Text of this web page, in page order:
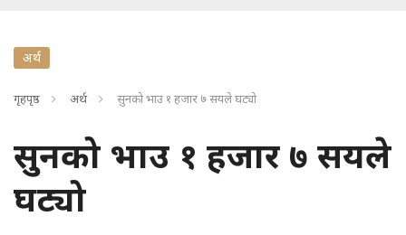
अर्थ
गृहपृष्ठ अर्थ सुनको भाउ १ हजार ७ सयले घट्यो
सुनको भाउ १ हजार ७ सयले
घट्यो